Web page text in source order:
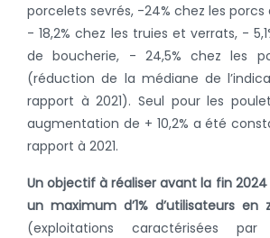
porcelets sevrés, -24% chez les porcs
- 18,2% chez les truies et verrats, -
de boucherie, - 24,5% chez les
(réduction de la médiane de
rapport à 2021). Seul pour les
augmentation de + 10,2% a été
rapport à 2021.
Un objectif à réaliser avant la fin
un maximum d’1% d’utilisateurs en
(exploitations caractérisées